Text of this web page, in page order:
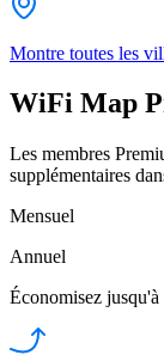
Montre toutes les
WiFi Map
Les membres
supplémentaires
Mensuel
Annuel
Économisez jusqu'à